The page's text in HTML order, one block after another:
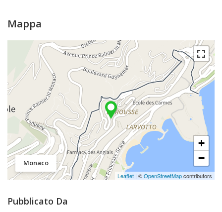
Mappa
Monaco
+
−
Leaflet | ©OpenStreetMapcontributors
Pubblicato Da